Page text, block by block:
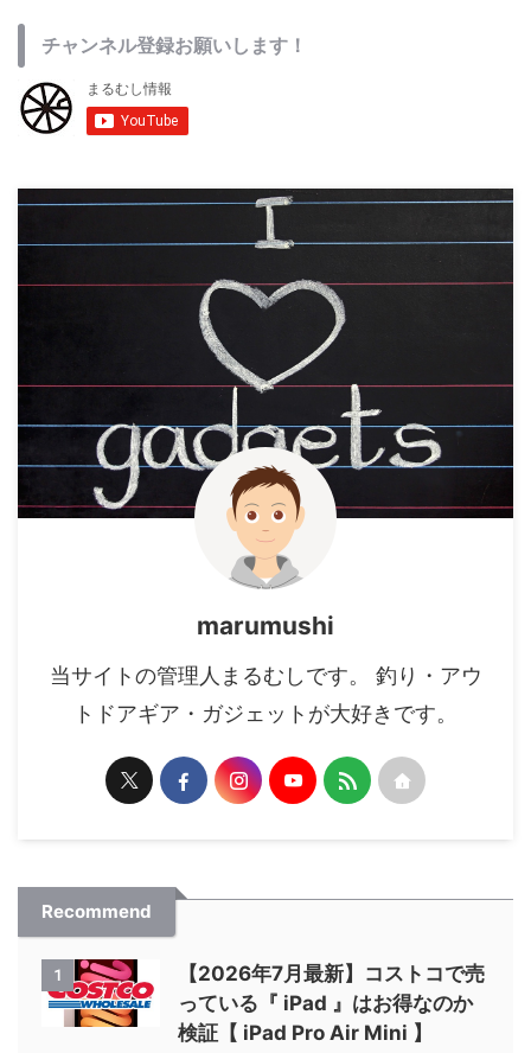
チャンネル登録お願いします！
marumushi
当サイトの管理人まるむしです。 釣り・アウ
トドアギア・ガジェットが大好きです。
Recommend
1
【2026年7月最新】コストコで売
っている『 iPad 』はお得なのか
検証【 iPad Pro Air Mini 】